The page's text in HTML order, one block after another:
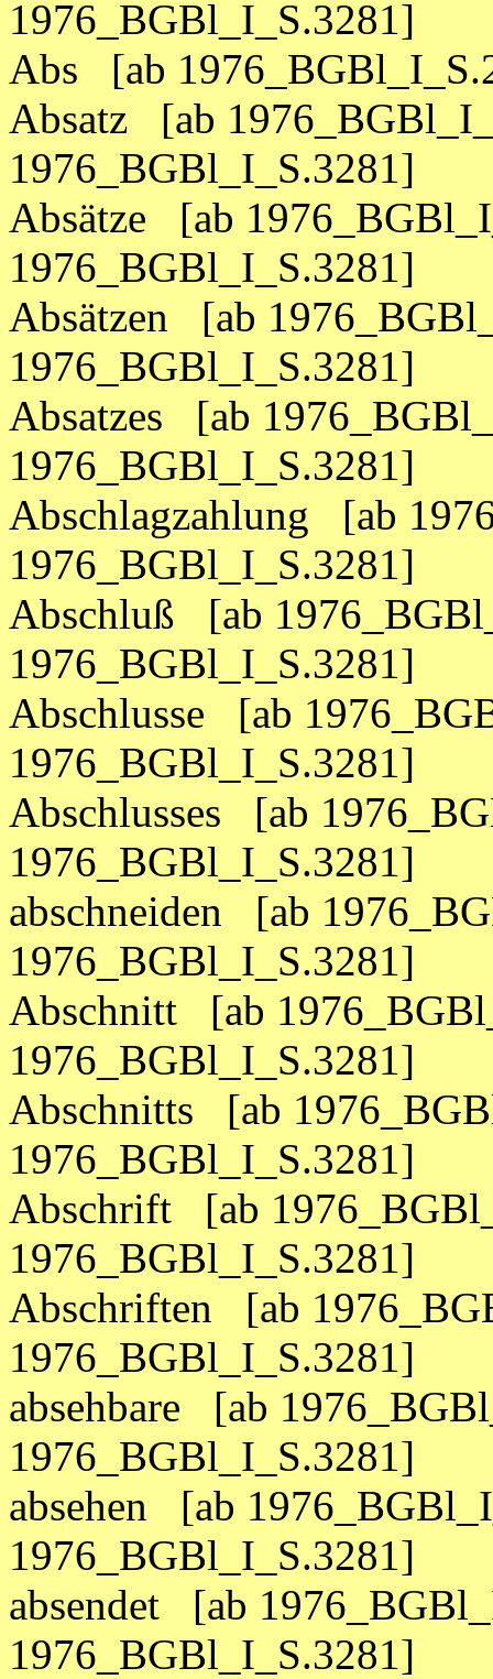
1976_BGBl_I_S.3281]
Abs [ab
Absatz [ab
1976_BGBl_I_S.3281]
Absätze [ab
1976_BGBl_I_S.3281]
Absätzen [ab
1976_BGBl_I_S.3281]
Absatzes [ab
1976_BGBl_I_S.3281]
Abschlagzahlung [ab
1976_BGBl_I_S.3281]
Abschluß [ab
1976_BGBl_I_S.3281]
Abschlusse [ab
1976_BGBl_I_S.3281]
Abschlusses [ab
1976_BGBl_I_S.3281]
abschneiden [ab
1976_BGBl_I_S.3281]
Abschnitt [ab
1976_BGBl_I_S.3281]
Abschnitts [ab
1976_BGBl_I_S.3281]
Abschrift [ab
1976_BGBl_I_S.3281]
Abschriften [ab
1976_BGBl_I_S.3281]
absehbare [ab
1976_BGBl_I_S.3281]
absehen [ab
1976_BGBl_I_S.3281]
absendet [ab
1976_BGBl_I_S.3281]